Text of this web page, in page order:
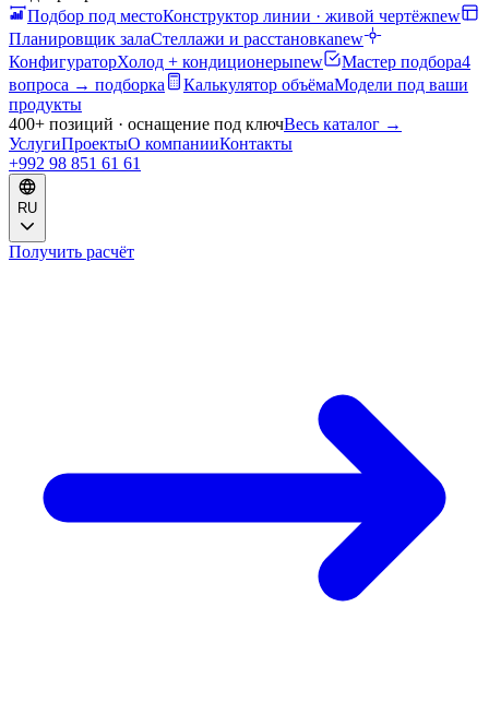
Подбор под местоКонструктор линии · живой чертёжnew
Планировщик залаСтеллажи и расстановкаnew
КонфигураторХолод + кондиционерыnew Мастер подбора4
вопроса → подборка
Калькулятор объёмаМодели под ваши
продукты
400+ позиций · оснащение под ключВесь каталог →
УслугиПроектыО компанииКонтакты
+992 98 851 61 61
RU
Получить расчёт